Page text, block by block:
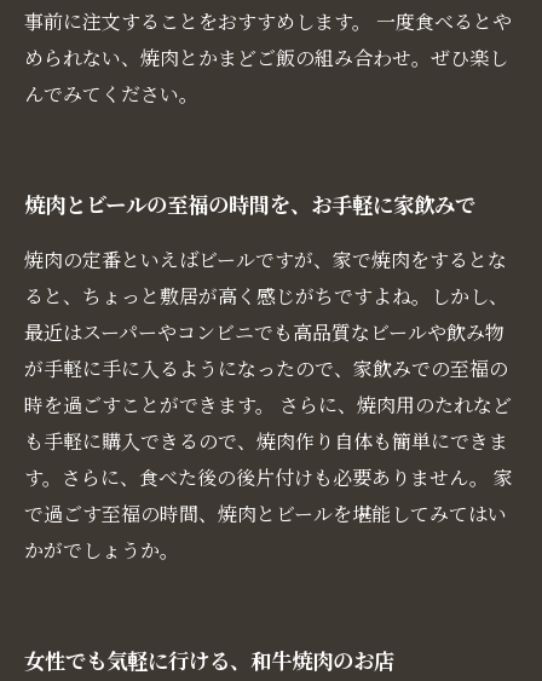
事前に注文することをおすすめします。 一度食べるとや
められない、焼肉とかまどご飯の組み合わせ。ぜひ楽し
んでみてください。
焼肉とビールの至福の時間を、お手軽に家飲みで
焼肉の定番といえばビールですが、家で焼肉をするとな
ると、ちょっと敷居が高く感じがちですよね。しかし、
最近はスーパーやコンビニでも高品質なビールや飲み物
が手軽に手に入るようになったので、家飲みでの至福の
時を過ごすことができます。 さらに、焼肉用のたれなど
も手軽に購入できるので、焼肉作り自体も簡単にできま
す。さらに、食べた後の後片付けも必要ありません。 家
で過ごす至福の時間、焼肉とビールを堪能してみてはい
かがでしょうか。
女性でも気軽に行ける、和牛焼肉のお店